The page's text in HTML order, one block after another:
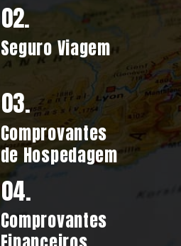
02.
Seguro Viagem
03.
Comprovantes
de Hospedagem
04.
Comprovantes